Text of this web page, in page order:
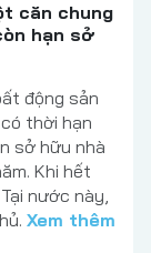
căn chung
hạn sở
động sản
thời hạn
sở hữu nhà
Khi hết
nước này,
Xem thêm